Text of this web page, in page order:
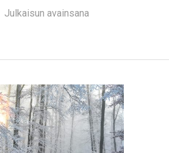
Julkaisun avainsana